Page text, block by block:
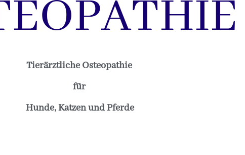
Tierärztliche Osteopathie
für
Hunde, Katzen und Pferde